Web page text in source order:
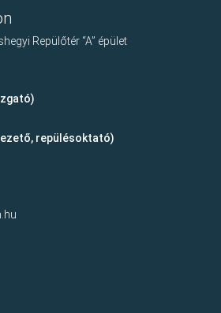
Repülőtér “A” épület
repülésoktató)